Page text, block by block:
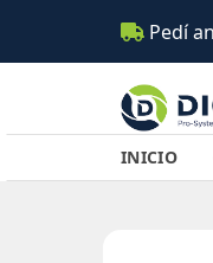
Pedí antes de las 11
INICIO